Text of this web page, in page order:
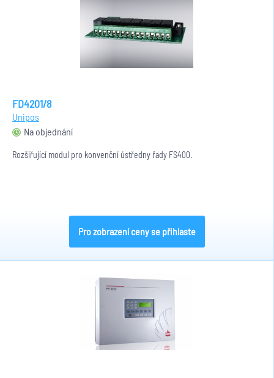
FD4201/8
Unipos
Na objednání
Rozšiřující modul pro konvenční ústředny řady FS400.
Pro zobrazení ceny se přihlaste